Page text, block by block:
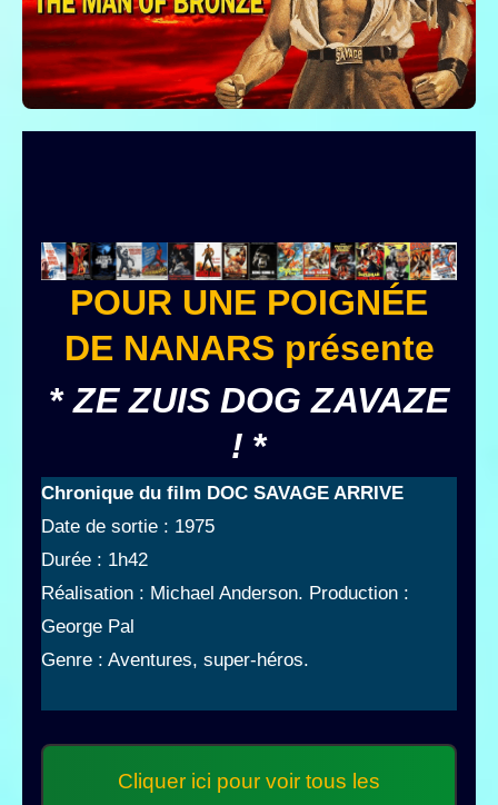
POUR UNE POIGNÉE
DE NANARS présente
*ZE ZUIS DOG ZAVAZE
! *
Chronique du film DOC SAVAGE ARRIVE
Date de sortie : 1975
Durée : 1h42
Réalisation : Michael Anderson. Production :
George Pal
Genre : Aventures, super-héros.
Cliquer ici pour voir tous les